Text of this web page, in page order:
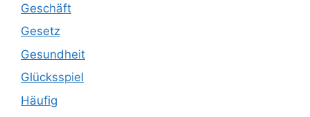
Geschäft
Gesetz
Gesundheit
Glücksspiel
Häufig